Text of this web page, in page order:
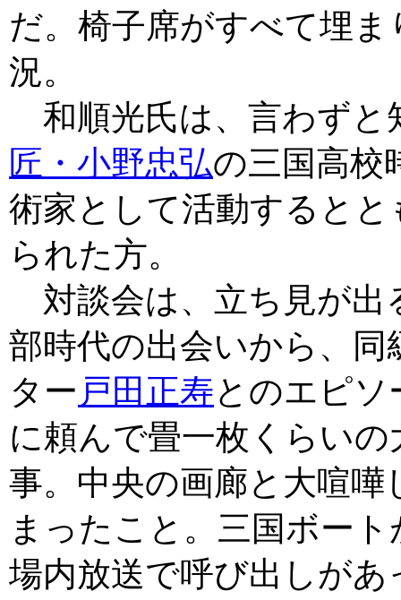
だ。椅子席がすべて埋
況。
和順光氏は、言わずと
匠・小野忠弘の三国高校
術家として活動すると
られた方。
対談会は、立ち見が出
部時代の出会いから、
ター 戸田正寿とのエピソ
に頼んで畳一枚くらい
事。中央の画廊と大喧
まったこと。三国ボー
場内放送で呼び出しが